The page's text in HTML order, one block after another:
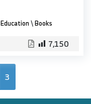
Education\Books
7,150
3